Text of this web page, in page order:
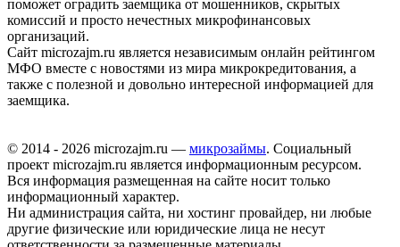
поможет оградить заемщика от мошенников, скрытых
комиссий и просто нечестных микрофинансовых
организаций.
Сайт microzajm.ru является независимым онлайн рейтингом
МФО вместе с новостями из мира микрокредитования, а
также с полезной и довольно интересной информацией для
заемщика.
© 2014 - 2026 microzajm.ru — микрозаймы. Социальный
проект microzajm.ru является информационным ресурсом.
Вся информация размещенная на сайте носит только
информационный характер.
Ни администрация сайта, ни хостинг провайдер, ни любые
другие физические или юридические лица не несут